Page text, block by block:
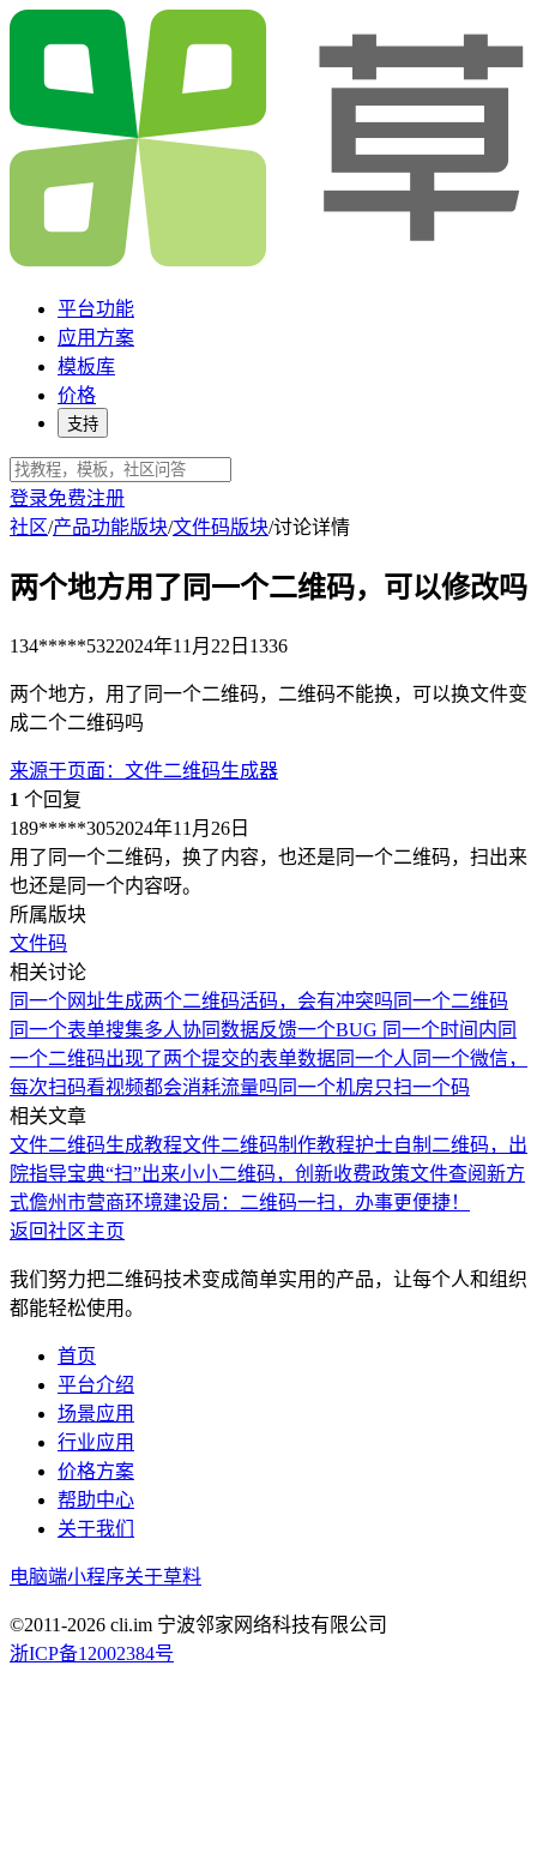
平台功能
应用方案
模板库
价格
支持
登录免费注册
社区/产品功能版块/文件码版块/讨论详情
两个地方用了同一个二维码，可以修改吗
134*****5322024年11月22日 1336
两个地方，用了同一个二维码，二维码不能换，可以换文件变
成二个二维码吗
来源于页面 ： 文件二维码生成器
1 个回复
189*****3052024年11月26日
用了同一个二维码，换了内容，也还是同一个二维码，扫出来
也还是同一个内容呀。
所属版块
文件码
相关讨论
同一个网址生成两个二维码活码，会有冲突吗 同一个二维码
同一个表单搜集多人协同数据反馈一个BUG 同一个时间内同
一个二维码出现了两个提交的表单数据同一个人同一个微信，
每次扫码看视频都会消耗流量吗 同一个机房只扫一个码
相关文章
文件二维码生成教程文件二维码制作教程护士自制二维码，出
院指导宝典“扫”出来小小二维码，创新收费政策文件查阅新方
式儋州市营商环境建设局：二维码一扫，办事更便捷！
返回社区主页
我们努力把二维码技术变成简单实用的产品，让每个人和组织
都能轻松使用。
首页
平台介绍
场景应用
行业应用
价格方案
帮助中心
关于我们
电脑端小程序关于草料
©2011-2026 cli.im 宁波邻家网络科技有限公司
浙ICP备12002384号